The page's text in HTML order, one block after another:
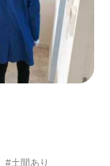
#土間あり